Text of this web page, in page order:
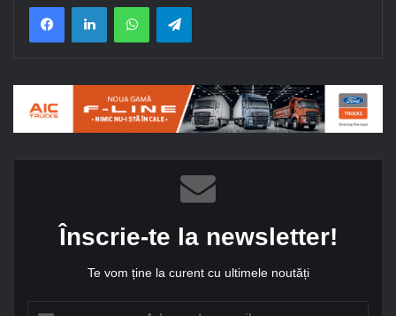
Înscrie-te la newsletter!
Te vom ține la curent cu ultimele noutăți